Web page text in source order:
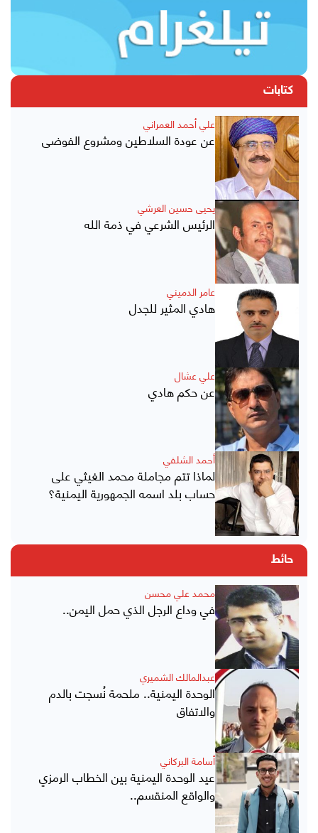
كتابات
علي أحمد العمراني
عن عودة السلاطين ومشروع الفوضى
يحيى حسين العرشي
الرئيس الشرعي في ذمة الله
عامر الدميني
هادي المثير للجدل
علي عشال
عن حكم هادي
أحمد الشلفي
لماذا تتم مجاملة محمد الغيثي على
حساب بلد اسمه الجمهورية اليمنية؟
حائط
محمد علي محسن
في وداع الرجل الذي حمل اليمن..
عبدالمالك الشميري
الوحدة اليمنية.. ملحمة نُسجت بالدم
والاتفاق
أسامة البركاني
عيد الوحدة اليمنية بين الخطاب الرمزي
والواقع المنقسم..